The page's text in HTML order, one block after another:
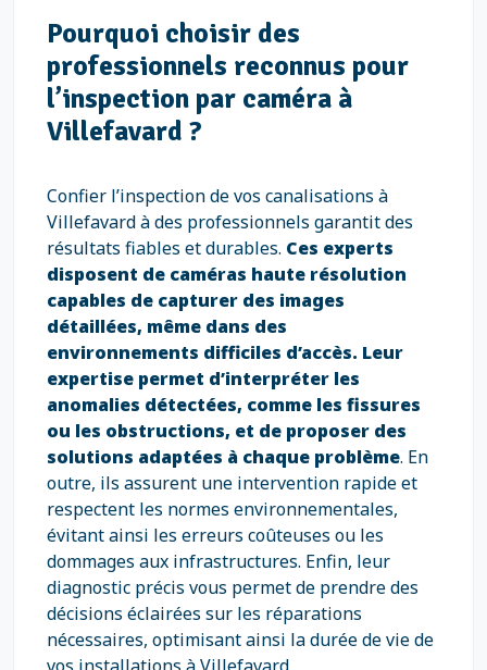
Pourquoi choisir des
professionnels reconnus pour
l’inspection par caméra à
Villefavard ?
Confier l’inspection de vos canalisations à
Villefavard à des professionnels garantit des
résultats fiables et durables. Ces experts
disposent de caméras haute résolution
capables de capturer des images
détaillées, même dans des
environnements difficiles d’accès. Leur
expertise permet d’interpréter les
anomalies détectées, comme les fissures
ou les obstructions, et de proposer des
solutions adaptées à chaque problème. En
outre, ils assurent une intervention rapide et
respectent les normes environnementales,
évitant ainsi les erreurs coûteuses ou les
dommages aux infrastructures. Enfin, leur
diagnostic précis vous permet de prendre des
décisions éclairées sur les réparations
nécessaires, optimisant ainsi la durée de vie de